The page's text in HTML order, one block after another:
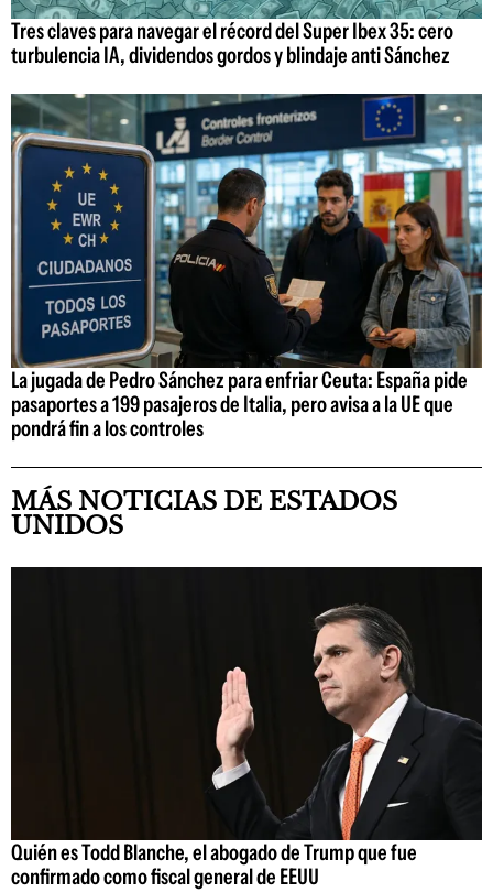
Tres claves para navegar el récord del Super Ibex 35: cero
turbulencia IA, dividendos gordos y blindaje anti Sánchez
La jugada de Pedro Sánchez para enfriar Ceuta: España pide
pasaportes a 199 pasajeros de Italia, pero avisa a la UE que
pondrá fin a los controles
MÁS NOTICIAS DE ESTADOS
UNIDOS
Quién es Todd Blanche, el abogado de Trump que fue
confirmado como fiscal general de EEUU